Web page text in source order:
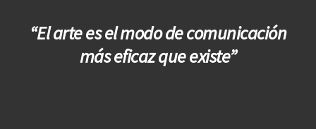
“El arte es el modo de comunicación
más eficaz que existe”